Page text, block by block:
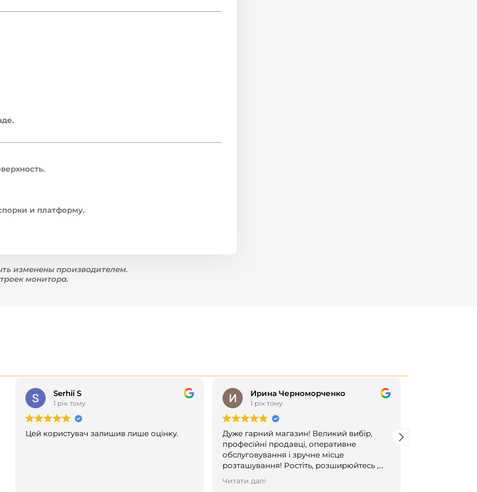
и платформу.
изменены производителем.
монитора.
Serhii S
1 рік тому
Цей користувач залишив лише оцінку.
Ирина Черноморченко
1 рік тому
Дуже гарний магазин! Великий вибір,
професійні продавці, оперативне
обслуговування і зручне місце
розташування! Ростіть, розширюйтесь ,
дивуйте своєю креативністю і всілякими
новинками!
Читати далі